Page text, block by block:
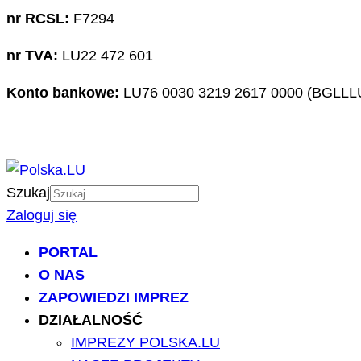
nr RCSL: F7294
nr TVA: LU22 472 601
Konto bankowe: LU76 0030 3219 2617 0000
Szukaj
Zaloguj się
PORTAL
O NAS
ZAPOWIEDZI IMPREZ
DZIAŁALNOŚĆ
IMPREZY POLSKA.LU